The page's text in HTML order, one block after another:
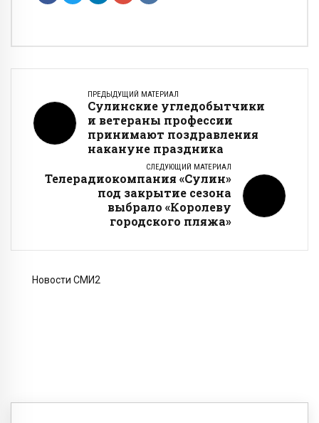
ПРЕДЫДУЩИЙ МАТЕРИАЛ
Сулинские угледобытчики
и ветераны профессии
принимают поздравления
накануне праздника
СЛЕДУЮЩИЙ МАТЕРИАЛ
Телерадиокомпания «Сулин»
под закрытие сезона
выбрало «Королеву
городского пляжа»
Новости СМИ2